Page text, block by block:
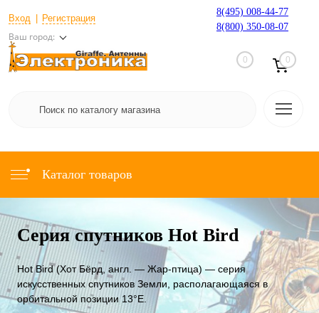
Вход Регистрация
Ваш город:
8(495) 008-44-77
8(800) 350-08-07
0 0
Каталог товаров
Серия спутников Hot Bird
Hot Bird (Хот Бёрд, англ. — Жар-птица) — серия
искусственных спутников Земли, располагающаяся в
орбитальной позиции 13°E.